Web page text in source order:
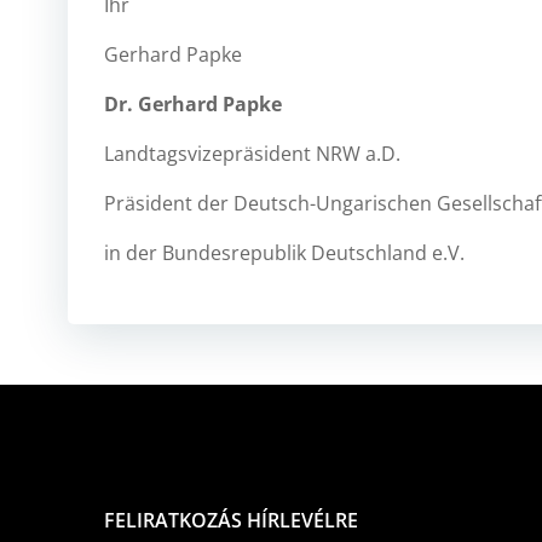
Gerhard Papke
Dr. Gerhard Papke
Landtagsvizepräsident NRW a.D.
Präsident der Deutsch-Ungarischen
in der Bundesrepublik Deutschland e.V.
FELIRATKOZÁS HÍRLEVÉLRE